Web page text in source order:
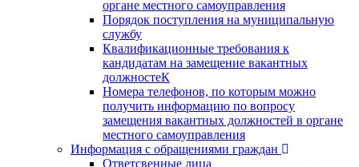
органе местного самоуправления
Порядок поступления на муниципальную
службу
Квалификационные требования к
кандидатам на замещение вакантных
должностеК
Номера телефонов, по которым можно
получить информацию по вопросу
замещения вакантных должностей в органе
местного самоуправления
Информация с обращениями граждан
Ответсвенные лица